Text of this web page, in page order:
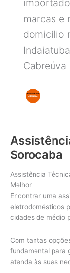
marcas e
domicílio
Cabreúva
Sorocaba
Assistência
Melhor
Encontrar uma
eletrodomésticos
cidades de médio
Com tantas
fundamental para
atenda às suas